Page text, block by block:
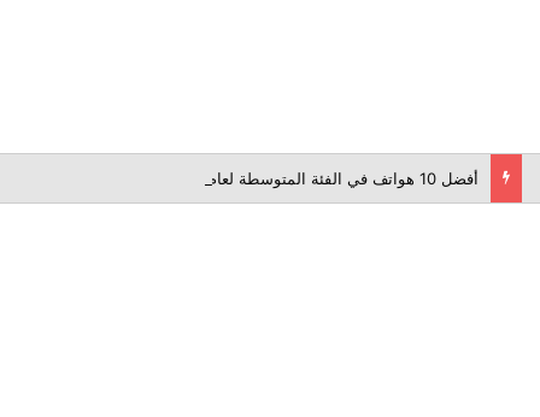
أفضل 10 هواتف في الفئة المتوسطة لعام 2026